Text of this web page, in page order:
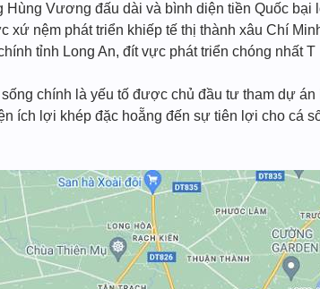
Vương đấu dài và bình diện tiền Quốc bại
xứ nệm phát triển khiếp tế thị thành xâu Chí
tỉnh Long An, đít vực phát triển chóng nhất T
chính là yếu tố được chủ đầu tư tham dự
ích lợi khép đặc hoẵng đến sự tiên lợi cho cá